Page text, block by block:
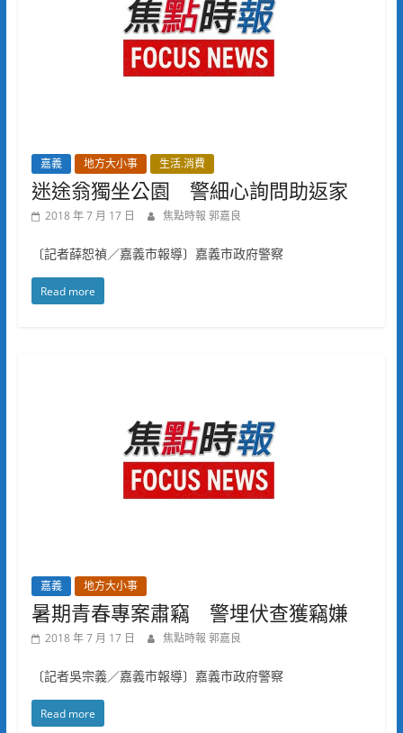
嘉義 地方大小事 生活.消費
迷途翁獨坐公園 警細心詢問助返家
2018 年 7 月 17 日 焦點時報 郭嘉良
〔記者薛恕禎／嘉義市報導〕嘉義市政府警察
Read more
嘉義 地方大小事
暑期青春專案肅竊 警埋伏查獲竊嫌
2018 年 7 月 17 日 焦點時報 郭嘉良
〔記者吳宗義／嘉義市報導〕嘉義市政府警察
Read more